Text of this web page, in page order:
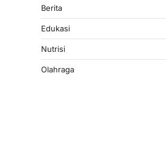
Berita
Edukasi
Nutrisi
Olahraga